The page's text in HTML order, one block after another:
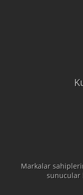
Markalar
sunucular